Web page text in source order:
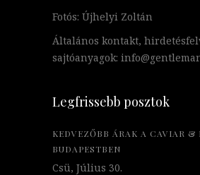
Fotós: Újhelyi Zoltán
Általános kontakt,
sajtóanyagok:
Legfrissebb posztok
KEDVEZŐBB ÁRAK A CAVIAR &
BUDAPESTBEN
Csü, Július 30.